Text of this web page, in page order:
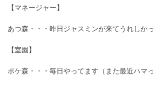
【マネージャー】
あつ森・・・昨日ジャスミンが来てうれしか
【室園】
ポケ森・・・毎日やってます（また最近ハマ